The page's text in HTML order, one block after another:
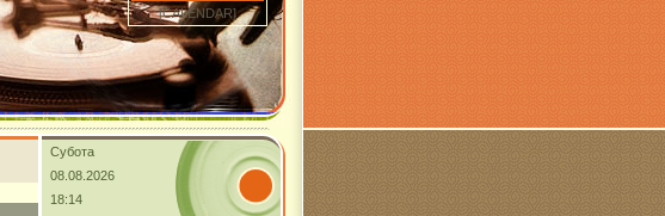
[CALENDAR]
Субота
08.08.2026
18:14